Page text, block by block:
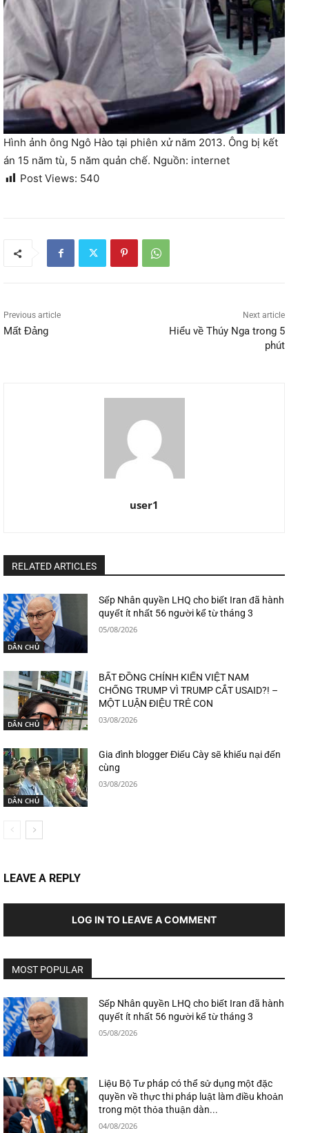
Hình ảnh ông Ngô Hào tại phiên xử năm 2013. Ông bị kết
án 15 năm tù, 5 năm quản chế. Nguồn: internet
Post Views: 540
Previous article
Mất Đảng
Next article
Hiểu về Thúy Nga trong 5
phút
user1
RELATED ARTICLES
DÂN CHỦ
Sếp Nhân quyền LHQ cho biết Iran đã hành
quyết ít nhất 56 người kể từ tháng 3
05/08/2026
DÂN CHỦ
BẤT ĐỒNG CHÍNH KIẾN VIỆT NAM
CHỐNG TRUMP VÌ TRUMP CẮT USAID?! –
MỘT LUẬN ĐIỆU TRẺ CON
03/08/2026
DÂN CHỦ
Gia đình blogger Điếu Cày sẽ khiếu nại đến
cùng
03/08/2026
LEAVE A REPLY
LOG IN TO LEAVE A COMMENT
MOST POPULAR
Sếp Nhân quyền LHQ cho biết Iran đã hành
quyết ít nhất 56 người kể từ tháng 3
05/08/2026
Liệu Bộ Tư pháp có thể sử dụng một đặc
quyền về thực thi pháp luật làm điều khoản
trong một thỏa thuận dàn...
04/08/2026